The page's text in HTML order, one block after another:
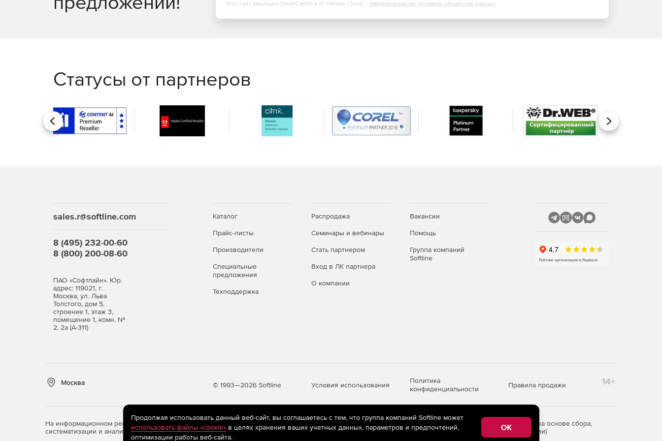
Этот сайт защищен SmartCaptcha от Yandex Cloud - Уведомление об условиях обработки данных
Статусы от партнеров
Назад Вперед
sales.r@softline.com
8 (495) 232-00-60
8 (800) 200-08-60
ПАО «Софтлайн». Юр.
адрес: 119021, г.
Москва, ул. Льва
Толстого, дом 5,
строение 1, этаж 3,
помещение 1, комн. №
2, 2а (А-311)
Каталог
Прайс-листы
Производители
Специальные
предложения
Техподдержка
Распродажа
Семинары и вебинары
Стать партнером
Вход в ЛК партнера
О компании
Вакансии
Помощь
Группа компаний
Softline
Москва © 1993—2026 Softline Условия использования
Политика
конфиденциальности
Правила продажи 14+
На информационном ресурсе store.softline.ru применяются рекомендательные технологии
(информационные технологии предоставления информации на основе сбора,
систематизации и анализа сведений, относящихся к предпочтениям пользователей сети «Интернет», находящихся на территории Российской Федерации)
Продолжая использовать данный веб-сайт, вы соглашаетесь с тем, что группа компаний Softline может
использовать файлы «cookie»в целях хранения ваших учетных данных, параметров и предпочтений,
оптимизации работы веб-сайта.
OK